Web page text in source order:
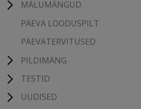
MÄLUMÄNGUD
PÄEVA LOODUSPILT
PÄEVATERVITUSED
PILDIMÄNG
TESTID
UUDISED